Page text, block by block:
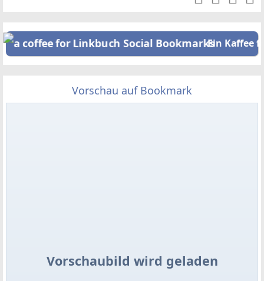
Ein Kaffee
Vorschau auf Bookmark
Vorschaubild wird geladen